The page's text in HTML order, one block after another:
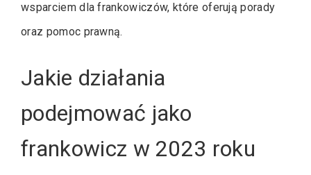
wsparciem dla frankowiczów, które oferują porady
oraz pomoc prawną.
Jakie działania
podejmować jako
frankowicz w 2023 roku